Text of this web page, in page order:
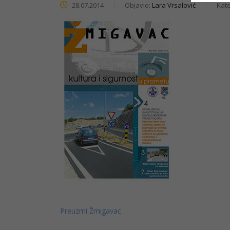
28.07.2014 Objavio: Lara Vrsalović
Preuzmi Žmigavac